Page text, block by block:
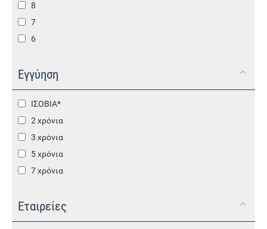
8
7
6
Εγγύηση
ΙΣΟΒΙΑ*
2 χρόνια
3 χρόνια
5 χρόνια
7 χρόνια
Εταιρείες